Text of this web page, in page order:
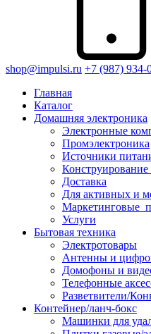
shop@impulsi.ru +7 (987) 934-
Главная
Каталог
Домашняя электроника
Электронные
Промэлектроника
Источники
Доставка
Для активных и
Услуги
Бытовая техника
Электротовары
Антенны и
Домофоны и
Телефонные
Разветвители/
Контейнер/ланч-бокс
Машинки для